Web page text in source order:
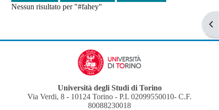
Nessun risultato per "#fahey"
Università degli Studi di Torino
Via Verdi, 8 - 10124 Torino - P.I. 02099550010- C.F.
80088230018